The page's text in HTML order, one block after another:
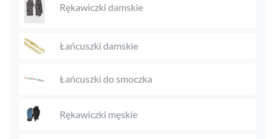
Rękawiczki damskie
Łańcuszki damskie
Łańcuszki do smoczka
Rękawiczki męskie